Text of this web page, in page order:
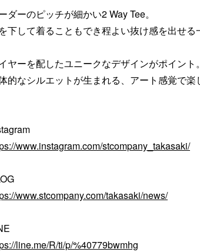
ダーのピッチが細かい2 Way Tee。
下して着ることもでき程よい抜け感を出せる
ヤーを配したユニークなデザインがポイント。
的なシルエットが生まれる、アート感覚で楽
www.instagram.com/stcompany_takasaki/
www.stcompany.com/takasaki/news/
line.me/R/ti/p/%40779bwmhg